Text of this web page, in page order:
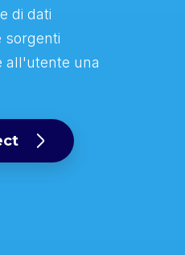
di dati
sorgenti
all'utente una